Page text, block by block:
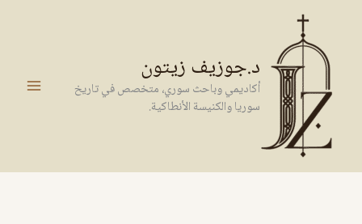
المحتوى
د.جوزيف زيتون
أكاديمي وباحث سوري، متخصص في تاريخ
سوريا والكنيسة الأنطاكية.